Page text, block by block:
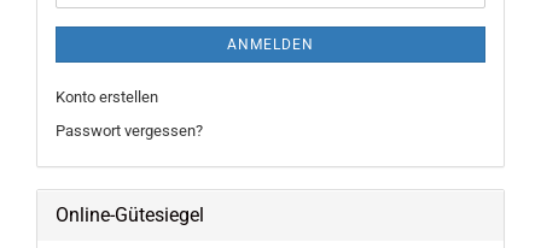
ANMELDEN
Konto erstellen
Passwort vergessen?
Online-Gütesiegel